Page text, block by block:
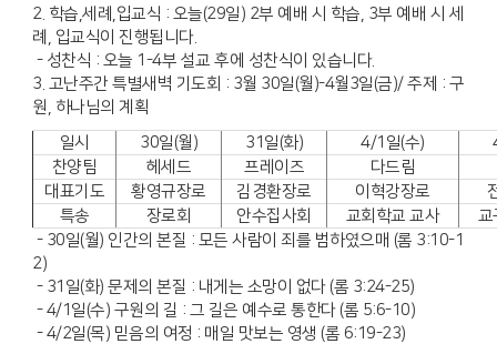
2. 학습,세례,입교식 : 오늘(29일) 2부 예배 시 학습, 3부 예배 시 세
례, 입교식이 진행됩니다.
- 성찬식 : 오늘 1-4부 설교 후에 성찬식이 있습니다.
3. 고난주간 특별새벽 기도회 : 3월 30일(월)-4월3일(금)/ 주제 : 구
원, 하나님의 계획
일시
30일(월) 31일(화) 4/1일(수)
찬양팀
헤세드 프레이즈
다드림
대표기도
황영규장로 김경환장로 이혁강장로
특송
장로회 안수집사회 교회학교 교사
교
- 30일(월) 인간의 본질 : 모든 사람이 죄를 범하였으매 (롬 3:10-1
2)
- 31일(화) 문제의 본질 : 내게는 소망이 없다 (롬 3:24-25)
- 4/1일(수) 구원의 길 : 그 길은 예수로 통한다 (롬 5:6-10)
- 4/2일(목) 믿음의 여정 : 매일 맛보는 영생 (롬 6:19-23)